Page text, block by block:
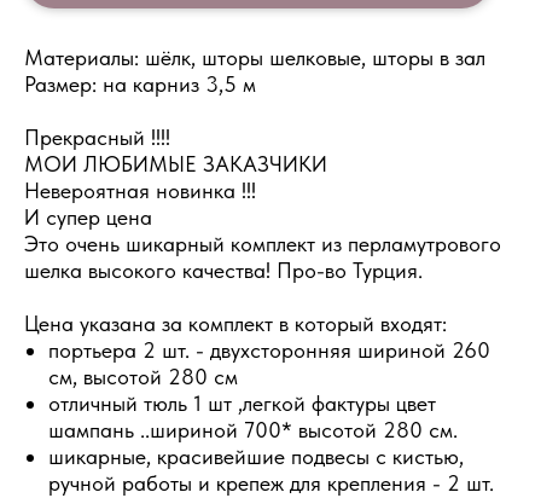
Материалы: шёлк, шторы шелковые, шторы в зал
Размер: на карниз 3,5 м
Прекрасный !!!!
МОИ ЛЮБИМЫЕ ЗАКАЗЧИКИ
Невероятная новинка !!!
И супер цена
Это очень шикарный комплект из перламутрового
шелка высокого качества! Про-во Турция.
Цена указана за комплект в который входят:
портьера 2 шт. - двухсторонняя шириной 260
см, высотой 280 см
отличный тюль 1 шт ,легкой фактуры цвет
шампань ..шириной 700* высотой 280 см.
шикарные, красивейшие подвесы с кистью,
ручной работы и крепеж для крепления - 2 шт.